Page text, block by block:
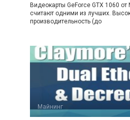
Видеокарты GeForce GTX 1060 от
считают одними из лучших.
производительность (до
Майнинг